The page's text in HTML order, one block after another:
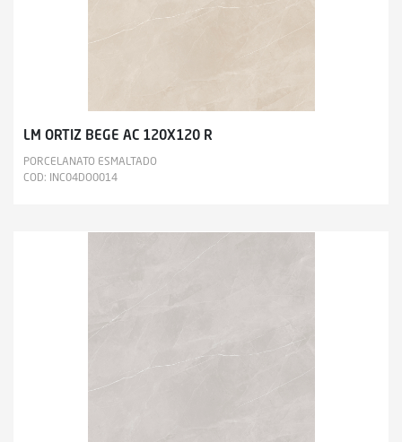
LM ORTIZ BEGE AC 120X120 R
PORCELANATO ESMALTADO
COD: INC04DO0014